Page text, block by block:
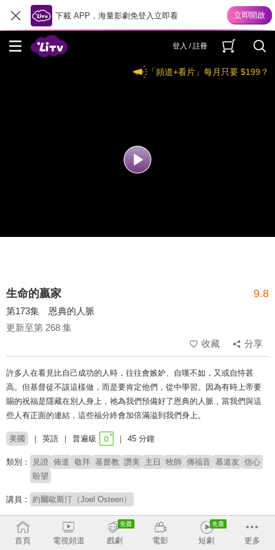
下載 APP，海量影劇免登入立即看
登入 / 註冊
「頻道+看片」每月只要 $199？
生命的贏家 9.8
第173集 恩典的人脈
更新至第 268 集
收藏
分享
許多人在看見比自己成功的人時，往往會嫉妒、自嘆不如，又或自恃甚
高。但基督徒不該這樣做，而是要肯定他們，從中學習。因為有時上帝要
賜的祝福是隱藏在別人身上，祂為我們預備好了恩典的人脈，當我們與這
些人有正面的連結，這些福分終會加倍滿溢到我們身上。
美國 英語 普遍級 45 分鐘
類別： 見證 佈道 敬拜 基督教 讚美 主日 牧師 傳福音 慕道友 信心
盼望
講員： 約爾歐斯汀（Joel Osteen）
# 鼓舞人心 # 核心信仰
首頁 電視頻道 戲劇 電影 短劇 更多